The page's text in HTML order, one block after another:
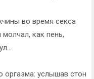
во время секса
как пень,
оргазма: услышав стон